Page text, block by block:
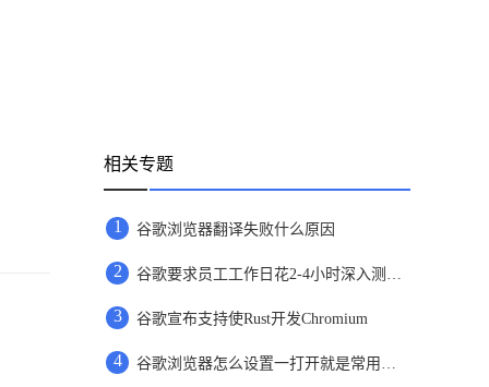
相关专题
1 谷歌浏览器翻译失败什么原因
2 谷歌要求员工工作日花2-4小时深入测试Bard
3 谷歌宣布支持使Rust开发Chromium
4 ​谷歌浏览器怎么设置一打开就是常用网页